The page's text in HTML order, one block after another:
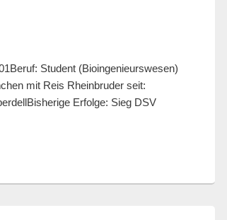
Student (Bioingenieurswesen)
mit Reis Rheinbruder seit:
Erfolge: Sieg DSV